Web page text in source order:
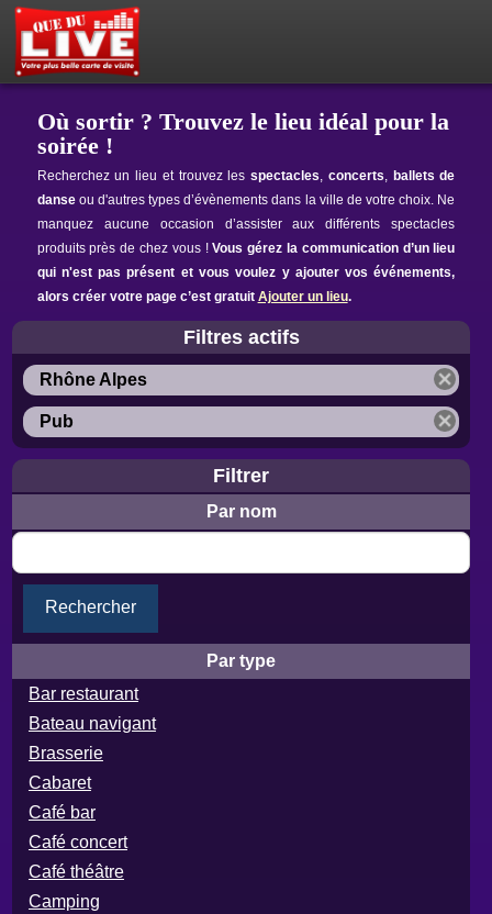
Où sortir ? Trouvez le lieu idéal pour la
soirée !
Recherchez un lieu et trouvez lesspectacles, concerts, ballets de
danseou d'autres types d’évènements dans la ville de votre choix. Ne
manquez aucune occasion d’assister aux différents spectacles
produits près de chez vous !Vous gérez la communication d’un lieu
qui n'est pas présent et vous voulez y ajouter vos événements,
alors créer votre page c’est gratuit Ajouter un lieu.
Filtres actifs
Rhône Alpes
Pub
Filtrer
Par nom
Rechercher
Par type
Bar restaurant
Bateau navigant
Brasserie
Cabaret
Café bar
Café concert
Café théâtre
Camping